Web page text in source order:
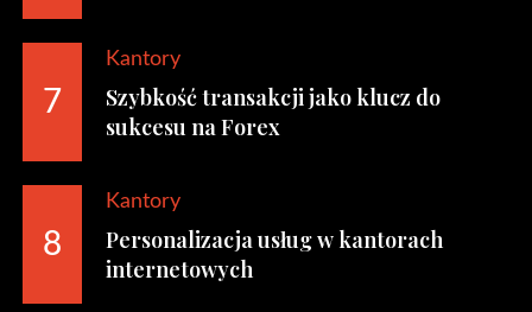
7
Kantory
Szybkość transakcji jako klucz do
sukcesu na Forex
8
Kantory
Personalizacja usług w kantorach
internetowych